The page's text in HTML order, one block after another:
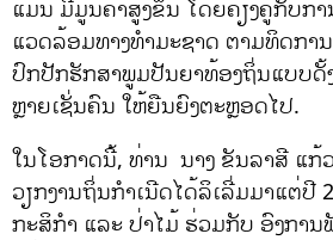
ແມນ ມີມູນຄ່າສູງຂຶ້ນ ໂດຍຄຽງຄູ່ກັບກ
ແວດລ້ອມທາງທໍາມະຊາດ ຕາມທິດກາ
ປົກປັກຮັກສາພູມປັນຍາທ້ອງຖິ່ນແບບດັ້
ຫຼາຍເຊັ່ນຄົນ ໃຫ້ຍືນຍົງຕະຫຼອດໄປ.
ໃນໂອກາດນີ້, ທ່ານ ນາງ ຂັນລາສີ ແກ້
ວຽກງານຖິ່ນກໍາເນີດໄດ້ລິເລີ່ມມາແຕ່ປີ
ກະສິກຳ ແລະ ປ່າໄມ້ ຮ່ວມກັບ ອົງການ